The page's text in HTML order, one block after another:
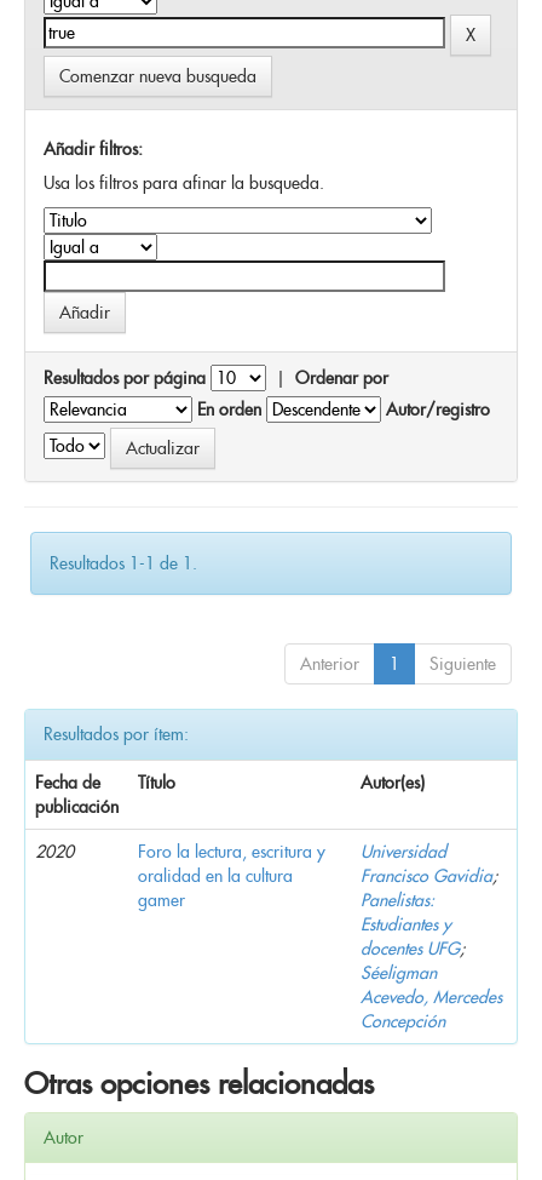
Comenzar nueva busqueda
Añadir filtros:
Usa los filtros para afinar la busqueda.
Resultados por página | Ordenar por
En orden
Autor/registro
Resultados 1-1 de 1.
Anterior 1 Siguiente
Resultados por ítem:
Fecha de
publicación
Título Autor(es)
2020
Foro la lectura, escritura y
oralidad en la cultura
gamer
Universidad
Francisco Gavidia;
Panelistas:
Estudiantes y
docentes UFG;
Séeligman
Acevedo, Mercedes
Concepción
Otras opciones relacionadas
Autor